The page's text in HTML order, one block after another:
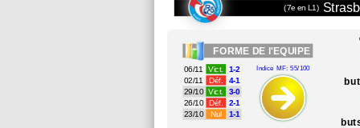
(7e en L1)
FORME DE l'EQUIPE
Indice MF: 55/100
06/11 Vict.
1-2
02/11
Déf. 4-1
29/10 Vict. 3-0
26/10 Déf.
2-1
23/10
Nul 1-1